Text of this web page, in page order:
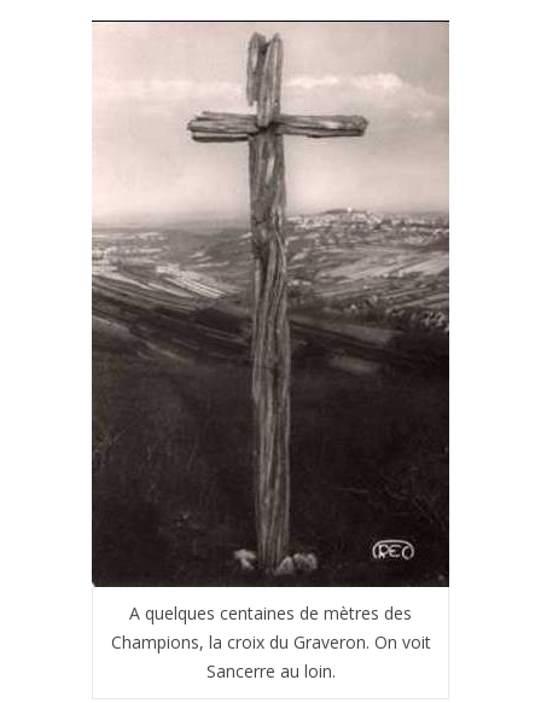
A quelques centaines de mètres des
Champions, la croix du Graveron. On voit
Sancerre au loin.